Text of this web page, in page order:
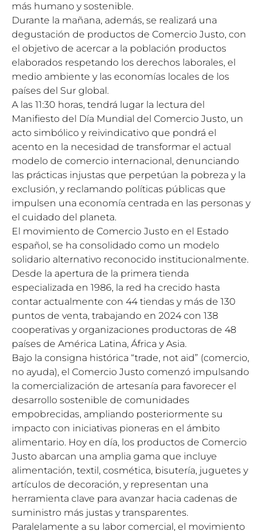
más humano y sostenible.
Durante la mañana, además, se realizará una
degustación de productos de Comercio Justo, con
el objetivo de acercar a la población productos
elaborados respetando los derechos laborales, el
medio ambiente y las economías locales de los
países del Sur global.
A las 11:30 horas, tendrá lugar la lectura del
Manifiesto del Día Mundial del Comercio Justo, un
acto simbólico y reivindicativo que pondrá el
acento en la necesidad de transformar el actual
modelo de comercio internacional, denunciando
las prácticas injustas que perpetúan la pobreza y la
exclusión, y reclamando políticas públicas que
impulsen una economía centrada en las personas y
el cuidado del planeta.
El movimiento de Comercio Justo en el Estado
español, se ha consolidado como un modelo
solidario alternativo reconocido institucionalmente.
Desde la apertura de la primera tienda
especializada en 1986, la red ha crecido hasta
contar actualmente con 44 tiendas y más de 130
puntos de venta, trabajando en 2024 con 138
cooperativas y organizaciones productoras de 48
países de América Latina, África y Asia.
Bajo la consigna histórica “trade, not aid” (comercio,
no ayuda), el Comercio Justo comenzó impulsando
la comercialización de artesanía para favorecer el
desarrollo sostenible de comunidades
empobrecidas, ampliando posteriormente su
impacto con iniciativas pioneras en el ámbito
alimentario. Hoy en día, los productos de Comercio
Justo abarcan una amplia gama que incluye
alimentación, textil, cosmética, bisutería, juguetes y
artículos de decoración, y representan una
herramienta clave para avanzar hacia cadenas de
suministro más justas y transparentes.
Paralelamente a su labor comercial, el movimiento